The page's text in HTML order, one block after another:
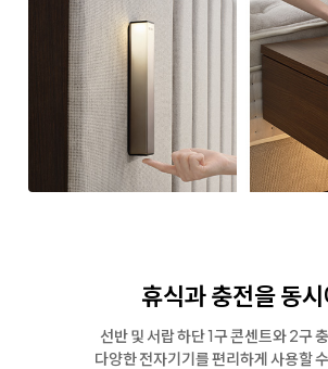
휴식과 충전을 동
선반 및 서랍 하단 1구 콘센트와 2구
다양한 전자기기를 편리하게 사용할